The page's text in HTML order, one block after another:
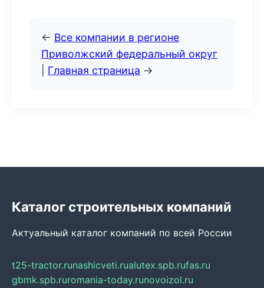
← Все компании в регионе
Приволжский федеральный округ
Главная страница →
Каталог строительных компаний
Актуальный каталог компаний по всей России
t25-tractor.runashicveti.rualutex.spb.rufas.ru
gbmk.spb.ruromania-today.runovoizol.ru